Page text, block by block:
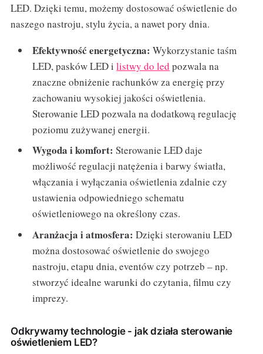
LED. Dzięki temu, możemy dostosować oświetlenie do
naszego nastroju, stylu życia, a nawet pory dnia.
Efektywność energetyczna: Wykorzystanie taśm
LED, pasków LED ilistwy do led pozwala na
znaczne obniżenie rachunków za energię przy
zachowaniu wysokiej jakości oświetlenia.
Sterowanie LED pozwala na dodatkową regulację
poziomu zużywanej energii.
Wygoda i komfort: Sterowanie LED daje
możliwość regulacji natężenia i barwy światła,
włączania i wyłączania oświetlenia zdalnie czy
ustawienia odpowiedniego schematu
oświetleniowego na określony czas.
Aranżacja i atmosfera: Dzięki sterowaniu LED
można dostosować oświetlenie do swojego
nastroju, etapu dnia, eventów czy potrzeb – np.
stworzyć idealne warunki do czytania, filmu czy
imprezy.
Odkrywamy technologie - jak działa sterowanie
oświetleniem LED?